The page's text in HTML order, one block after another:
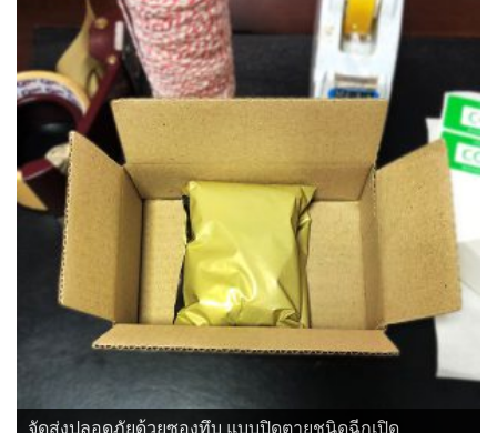
จัดส่งปลอดภัยด้วยซองทึบ แบบปิดตายชนิดฉีกเปิด